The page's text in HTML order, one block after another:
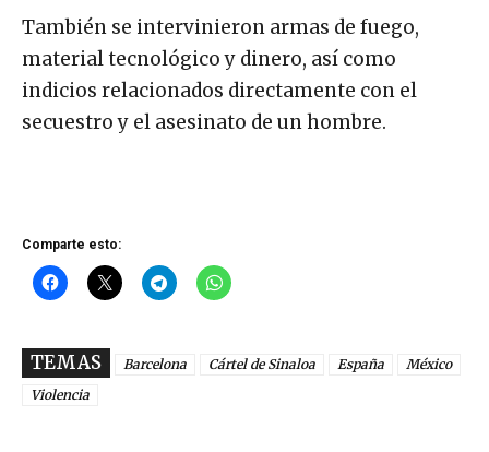
También se intervinieron armas de fuego,
material tecnológico y dinero, así como
indicios relacionados directamente con el
secuestro y el asesinato de un hombre.
Comparte esto:
TEMAS Barcelona Cártel de Sinaloa España
México
Violencia